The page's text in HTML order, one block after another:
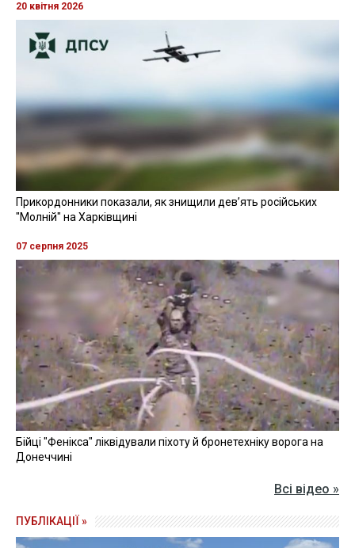
20 квітня 2026
Прикордонники показали, як знищили девʼять російських
"Молній" на Харківщині
07 серпня 2025
Бійці "Фенікса" ліквідували піхоту й бронетехніку ворога на
Донеччині
Всі відео »
ПУБЛІКАЦІЇ »